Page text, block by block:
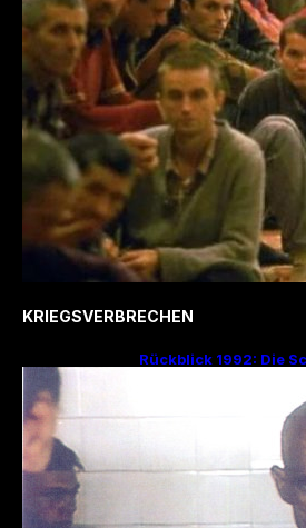
KRIEGSVERBRECHEN
Rückblick 1992: Die
– Ein düsteres